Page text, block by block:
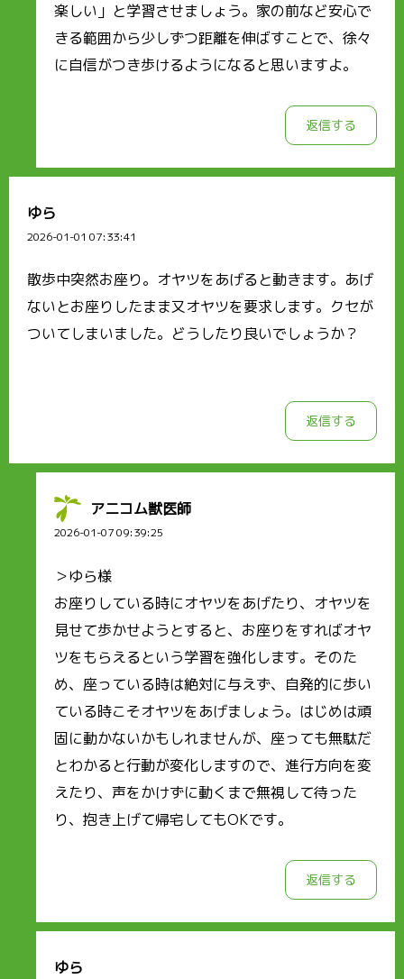
楽しい」と学習させましょう。家の前など安心で
きる範囲から少しずつ距離を伸ばすことで、徐々
に自信がつき歩けるようになると思いますよ。
返信する
ゆら
2026-01-01 07:33:41
散歩中突然お座り。オヤツをあげると動きます。あげ
ないとお座りしたまま又オヤツを要求します。クセが
ついてしまいました。どうしたり良いでしょうか？
返信する
アニコム獣医師
2026-01-07 09:39:25
＞ゆら様
お座りしている時にオヤツをあげたり、オヤツを
見せて歩かせようとすると、お座りをすればオヤ
ツをもらえるという学習を強化します。そのた
め、座っている時は絶対に与えず、自発的に歩い
ている時こそオヤツをあげましょう。はじめは頑
固に動かないかもしれませんが、座っても無駄だ
とわかると行動が変化しますので、進行方向を変
えたり、声をかけずに動くまで無視して待った
り、抱き上げて帰宅してもOKです。
返信する
ゆら